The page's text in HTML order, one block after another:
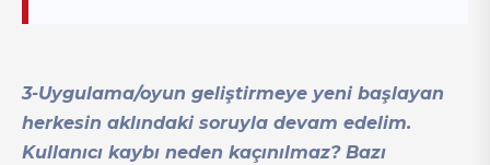
3-Uygulama/oyun geliştirmeye yeni başlayan
herkesin aklındaki soruyla devam edelim.
Kullanıcı kaybı neden kaçınılmaz? Bazı